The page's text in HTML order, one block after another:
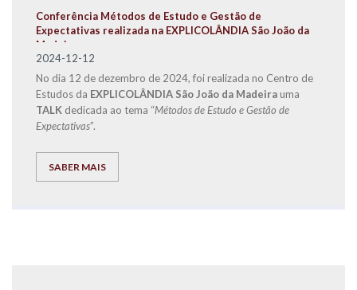
Conferência Métodos de Estudo e Gestão de
Expectativas realizada na EXPLICOLÂNDIA São João da
Madeira
2024-12-12
No dia 12 de dezembro de 2024, foi realizada no Centro de
Estudos da EXPLICOLÂNDIA São João da Madeirauma
TALK dedicada ao tema “Métodos de Estudo e Gestão de
Expectativas”.
SABER MAIS